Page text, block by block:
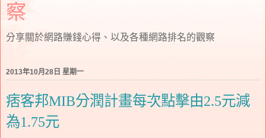
察
分享關於網路賺錢心得、以及各種網路排名的觀察
2013年10月28日 星期一
痞客邦MIB分潤計畫每次點擊由2.5元減
為1.75元